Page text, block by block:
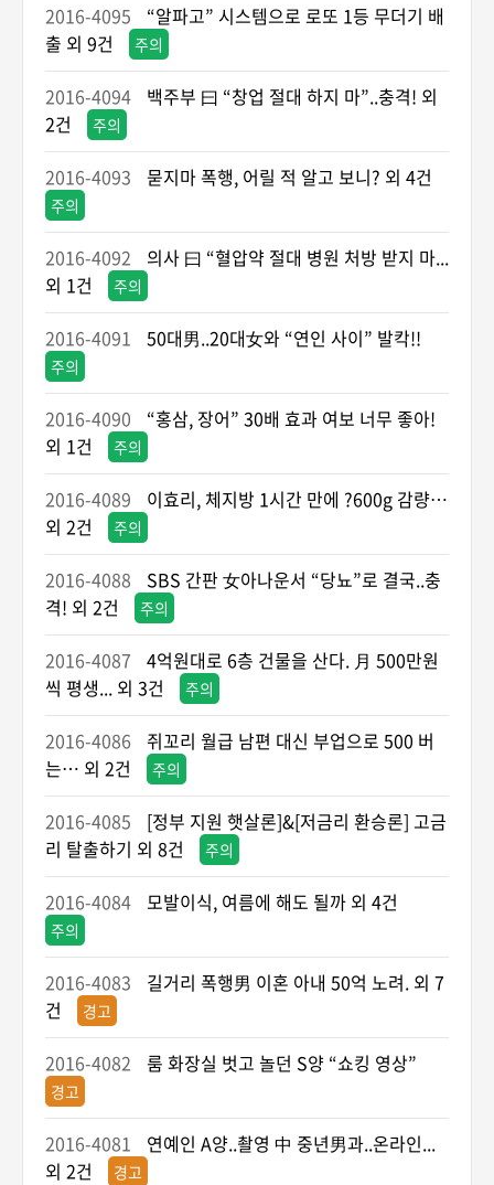
2016-4095
“알파고” 시스템으로 로또 1등 무더기 배
출 외 9건
주의
2016-4094
백주부 曰 “창업 절대 하지 마”..충격! 외
2건
주의
2016-4093 묻지마 폭행, 어릴 적 알고 보니? 외 4건
주의
2016-4092
의사 曰 “혈압약 절대 병원 처방 받지 마...
외 1건
주의
2016-4091 50대男..20대女와 “연인 사이” 발칵!!
주의
2016-4090
“홍삼, 장어” 30배 효과 여보 너무 좋아!
외 1건
주의
2016-4089
이효리, 체지방 1시간 만에 ?600g 감량…
외 2건
주의
2016-4088
SBS 간판 女아나운서 “당뇨”로 결국..충
격! 외 2건
주의
2016-4087
4억원대로 6층 건물을 산다. 月 500만원
씩 평생... 외 3건
주의
2016-4086
쥐꼬리 월급 남편 대신 부업으로 500 버
는… 외 2건
주의
2016-4085
[정부 지원 햇살론]&[저금리 환승론] 고금
리 탈출하기 외 8건
주의
2016-4084 모발이식, 여름에 해도 될까 외 4건
주의
2016-4083
길거리 폭행男 이혼 아내 50억 노려. 외 7
건
경고
2016-4082 룸 화장실 벗고 놀던 S양 “쇼킹 영상”
경고
2016-4081
연예인 A양..촬영 中 중년男과..온라인...
외 2건
경고